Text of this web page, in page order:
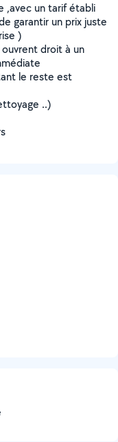
,avec un tarif établi
garantir un prix juste
)
droit à un
le reste est
..)